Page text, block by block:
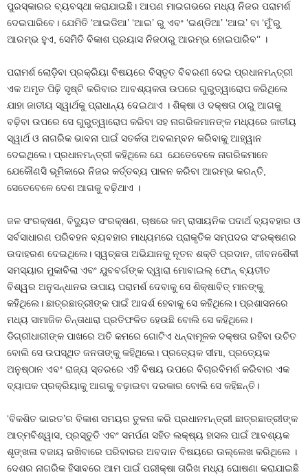
ପୁରସ୍କାରର ବ୍ୟବସ୍ଥା କରାଯାଇଛି। ଆପଣ ମାଇଗଭରେ ମଧ୍ୟ ନିଜର ପରାମର୍ଶ
ଦେଇପାରିବେ। ଯେମିତି ‘ଆଇଡିଆ’ ‘ଆଇ’ ରୁ ଏବଂ ‘ଇଣ୍ଡିଆ’ ‘ଆଇ’ ବା ‘ମୁଁ’ରୁ
ଆରମ୍ଭ ହୁଏ, ସେମିତି ବିକାଶ ପ୍ରୟାସ ନିଜଠାରୁ ଆରମ୍ଭ ହୋଇପାରିବ’’ ।
ପରାମର୍ଶ ଲୋଡ଼ିବା ପ୍ରକ୍ରିୟା ବିଷୟରେ ବିସ୍ତୃତ ବିବରଣୀ ଦେଇ ପ୍ରଧାନମନ୍ତ୍ରୀ
ଏକ ଅମୃତ ପିଢ଼ି ସୃଷ୍ଟି କରିବାର ଆବଶ୍ୟକତା ଉପରେ ଗୁରୁତ୍ୱାରୋପ କରିଥିଲେ
ଯାହା ଜାତୀୟ ସ୍ୱାର୍ଥକୁ ପ୍ରାଧାନ୍ୟ ଦେଇଥାଏ । ଶିକ୍ଷା ଓ ଦକ୍ଷତା ଠାରୁ ଆଗକୁ
ବଢ଼ିବା ଉପରେ ସେ ଗୁରୁତ୍ୱାରୋପ କରିବା ସହ ନାଗରିକମାନଙ୍କ ମଧ୍ୟରେ ଜାତୀୟ
ସ୍ୱାର୍ଥ ଓ ନାଗରିକ ଭାବନା ପାଇଁ ସତର୍କତା ଅବଲମ୍ବନ କରିବାକୁ ଆହ୍ୱାନ
ଦେଇଥିଲେ। ପ୍ରଧାନମନ୍ତ୍ରୀ କହିଥିଲେ ଯେ ଯେତେବେଳେ ନାଗରିକମାନେ
ଯେକୌଣସି ଭୂମିକାରେ ନିଜର କର୍ତ୍ତବ୍ୟ ପାଳନ କରିବା ଆରମ୍ଭ କରନ୍ତି,
ସେତେବେଳେ ଦେଶ ଆଗକୁ ବଢ଼ିଥାଏ ।
ଜଳ ସଂରକ୍ଷଣ, ବିଦ୍ୟୁତ ସଂରକ୍ଷଣ, ଚାଷରେ କମ୍ ରାସାୟନିକ ପଦାର୍ଥ ବ୍ୟବହାର ଓ
ସର୍ବସାଧାରଣ ପରିବହନ ବ୍ୟବହାର ମାଧ୍ୟମରେ ପ୍ରାକୃତିକ ସମ୍ପଦର ସଂରକ୍ଷଣର
ଉଦାହରଣ ଦେଇଥିଲେ। ସ୍ୱଚ୍ଛତା ଅଭିଯାନକୁ ନୂତନ ଶକ୍ତି ପ୍ରଦାନ, ଜୀବନଶୈଳୀ
ସମସ୍ୟାର ମୁକାବିଲା ଏବଂ ଯୁବବର୍ଗଙ୍କ ଦ୍ୱାରା ମୋବାଇଲ୍‌ ଫୋନ୍ ବ୍ୟତୀତ
ବିଶ୍ୱର ଅନୁସନ୍ଧାନର ଉପାୟ ପରାମର୍ଶ ଦେବାକୁ ସେ ଶିକ୍ଷାବିତ୍ ମାନଙ୍କୁ
କହିଥିଲେ। ଛାତ୍ରଛାତ୍ରୀଙ୍କ ପାଇଁ ଆଦର୍ଶ ହେବାକୁ ସେ କହିଥିଲେ। ପ୍ରଶାସନରେ
ମଧ୍ୟ ସାମାଜିକ ଚିନ୍ତାଧାରା ପ୍ରତିଫଳିତ ହେଉଛି ବୋଲି ସେ କହିଥିଲେ।
ଡିଗ୍ରୀଧାରୀଙ୍କ ପାଖରେ ଅତି କମରେ ଗୋଟିଏ ଧନ୍ଦାମୂଳକ ଦକ୍ଷତା ରହିବା ଉଚିତ
ବୋଲି ସେ ଉପସ୍ଥିତ ଜନତାଙ୍କୁ କହିଥିଲେ। ପ୍ରତ୍ୟେକ ସୀମା, ପ୍ରତ୍ୟେକ
ଅନୁଷ୍ଠାନ ଏବଂ ରାଜ୍ୟ ସ୍ତରରେ ଏହି ବିଷୟ ଉପରେ ବିଚାରବିମର୍ଶ କରିବାର ଏକ
ବ୍ୟାପକ ପ୍ରକ୍ରିୟାକୁ ଆଗକୁ ବଢ଼ାଇବା ଦରକାର ବୋଲି ସେ କହିଛନ୍ତି।
‘ବିକଶିତ ଭାରତ’ର ବିକାଶ ସମୟର ତୁଳନା କରି ପ୍ରଧାନମନ୍ତ୍ରୀ ଛାତ୍ରଛାତ୍ରୀଙ୍କ
ଆତ୍ମବିଶ୍ୱାସ, ପ୍ରସ୍ତୁତି ଏବଂ ସମର୍ପଣ ସହିତ ଲକ୍ଷ୍ୟ ହାସଲ ପାଇଁ ଆବଶ୍ୟକ
ଶୃଙ୍ଖଳା ବଜାୟ ରଖିବାରେ ପରିବାରର ଅବଦାନ ବିଷୟରେ ଉଲ୍ଲେଖ କରିଥିଲେ ।
ଦେଶର ନାଗରିକ ହିସାବରେ ଆମ ପାଇଁ ପରୀକ୍ଷା ତାରିଖ ମଧ୍ୟ ଘୋଷଣା କରାଯାଇଛି